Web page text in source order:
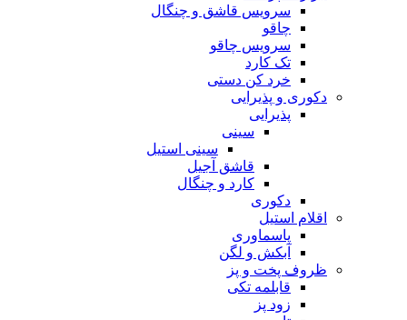
سرویس قاشق و چنگال
چاقو
سرویس چاقو
تک کارد
خرد کن دستی
دکوری و پذیرایی
پذیرایی
سینی
سینی استیل
قاشق آجیل
کارد و چنگال
دکوری
اقلام استیل
پاسماوری
آبکش و لگن
ظروف پخت و پز
قابلمه تکی
زود پز